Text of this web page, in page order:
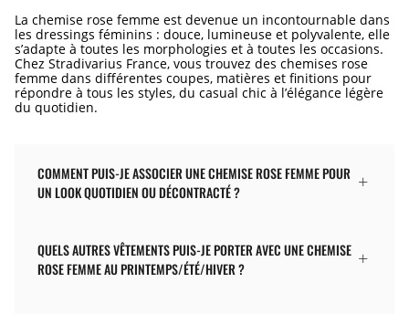
La chemise rose femme est devenue un incontournable dans
les dressings féminins : douce, lumineuse et polyvalente, elle
s’adapte à toutes les morphologies et à toutes les occasions.
Chez Stradivarius France, vous trouvez des chemises rose
femme dans différentes coupes, matières et finitions pour
répondre à tous les styles, du casual chic à l’élégance légère
du quotidien.
COMMENT PUIS-JE ASSOCIER UNE CHEMISE ROSE FEMME POUR
UN LOOK QUOTIDIEN OU DÉCONTRACTÉ ?
QUELS AUTRES VÊTEMENTS PUIS-JE PORTER AVEC UNE CHEMISE
ROSE FEMME AU PRINTEMPS/ÉTÉ/HIVER ?